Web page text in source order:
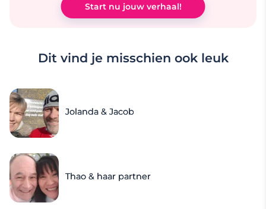
Start nu jouw verhaal!
Dit vind je misschien ook leuk
Jolanda & Jacob
Thao & haar partner